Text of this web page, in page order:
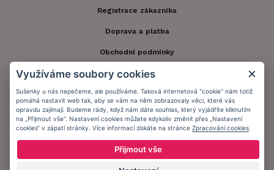
Registrace zákazníka
Doprava a platba
Obchodní podmínky
Ochrana osobních údajů
Informační memorandum
Zůstaňte s námi v kontaktu.
Využíváme soubory cookies
Sušenky u nás nepečeme, ale používáme. Taková internetová "cookie" nám totiž
pomáhá nastavit web tak, aby se vám na něm zobrazovaly věci, které vás
opravdu zajímají. Budeme rády, když nám dáte souhlas, který vyjádříte kliknutím
na „Přijmout vše“. Nastavení cookies můžete kdykoliv změnit přes „Nastavení
cookies“ v zápatí stránky. Více informací získáte na stránce Zpracování cookies
Přijmout vše